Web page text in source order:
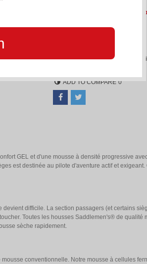
Le délai de livraison de ce
SBK_43232
Échange de taille du
ADD TO COMPARE 0
GEL et d'une mousse à densité progressive
est destinée au pilote d'aventure actif et
difficile. La section passagers (et certains
Toutes les housses Saddlemen's® de qualité
sèche rapidement.
conventionnelle. Notre mousse à cellules